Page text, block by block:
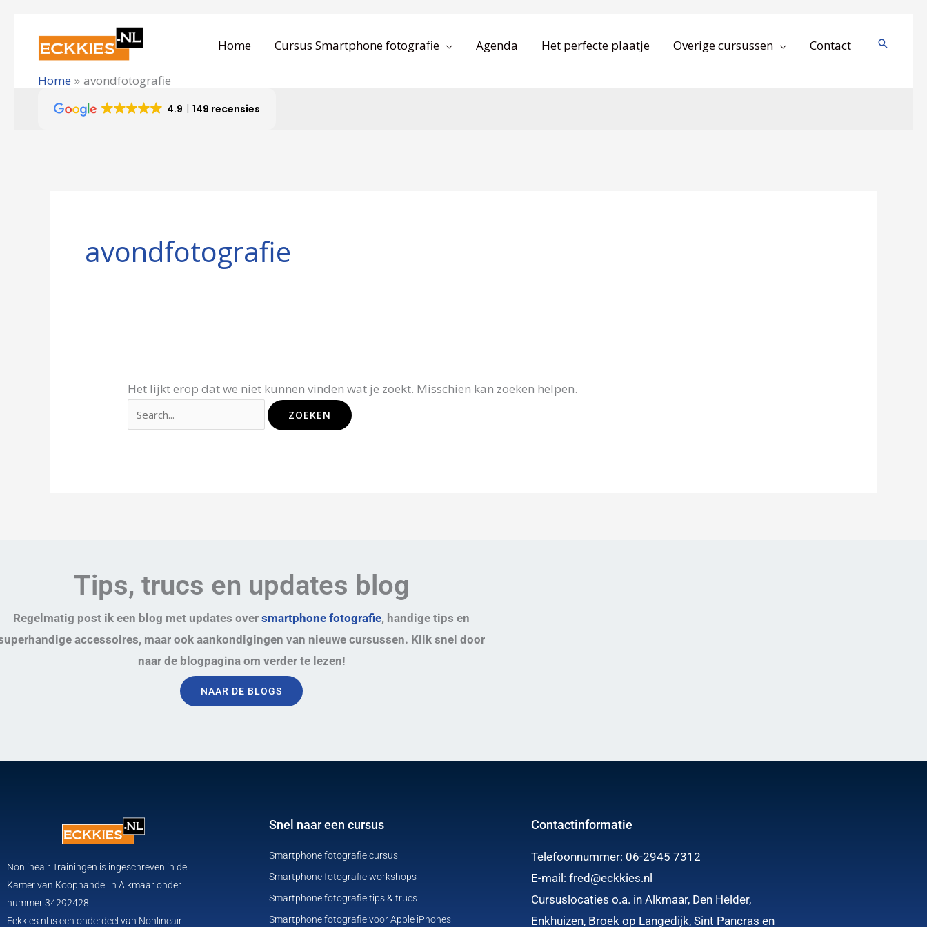
Home Cursus Smartphone fotografie Agenda Het perfecte plaatje Overige cursussen Contact Zoeken
Home avondfotografie
4.9 149 recensies
avondfotografie
Het lijkt erop dat we niet kunnen vinden wat je zoekt. Misschien kan zoeken helpen.
Tips, trucs en updates blog
Regelmatig post ik een blog met updates over smartphone fotografie, handige tips en
accessoires, maar ook aankondigingen van nieuwe cursussen. Klik snel door
naar de blogpagina om verder te lezen!
NAAR DE BLOGS
Nonlineair Trainingen is ingeschreven in de
Kamer van Koophandel in Alkmaar onder
nummer 34292428
Eckkies.nl is een onderdeel van Nonlineair
Snel naar een cursus
Smartphone fotografie cursus
Smartphone fotografie workshops
Smartphone fotografie tips & trucs
Smartphone fotografie voor Apple iPhones
Contactinformatie
Telefoonnummer: 06-2945 7312
E-mail: fred@eckkies.nl
Cursuslocaties o.a. in Alkmaar, Den Helder,
Enkhuizen, Broek op Langedijk, Sint Pancras en